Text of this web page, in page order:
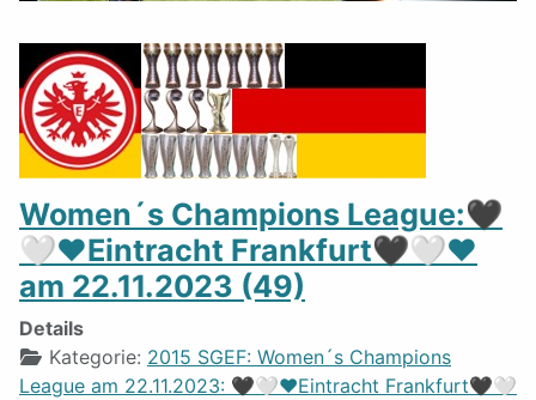
Women´s Champions League:🖤
🤍❤️Eintracht Frankfurt🖤🤍❤️
am 22.11.2023 (49)
Details
Kategorie: 2015 SGEF: Women´s Champions
League am 22.11.2023: 🖤🤍❤️Eintracht Frankfurt🖤🤍